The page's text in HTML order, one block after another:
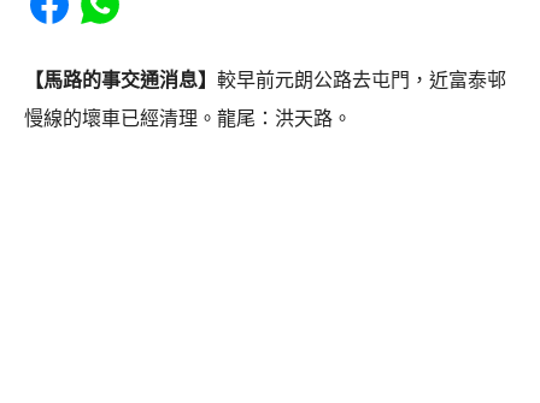
【馬路的事交通消息】 較早前元朗公路去屯門，近富泰邨
慢線的壞車已經清理。龍尾：洪天路。